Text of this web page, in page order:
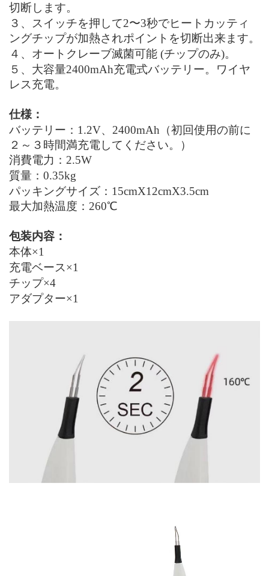
切断します。
３、スイッチを押して2〜3秒でヒートカッティ
ングチップが加熱されポイントを切断出来ます。
４、オートクレーブ滅菌可能 (チップのみ)。
５、大容量2400mAh充電式バッテリー。 ワイヤ
レス充電。
仕様 ：
バッテリー：1.2V、2400mAh（初回使用の前に
２～３時間満充電してください。）
消費電力：2.5W
質量 ：0.35kg
パッキングサイズ：15cmX12cmX3.5cm
最大加熱温度：260℃
包装内容：
本体×1
充電ベース×1
チップ×4
アダプター×1